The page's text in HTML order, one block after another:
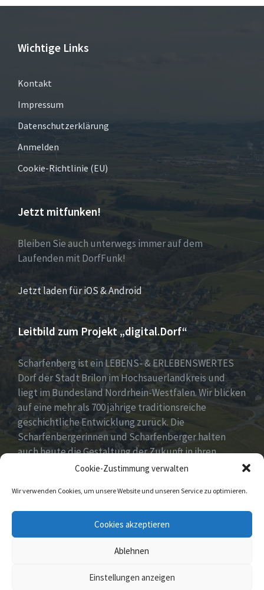
Cookie-Zustimmung verwalten
Wir verwenden Cookies, um unsere Website und unseren Service zu optimieren.
Cookies akzeptieren
Ablehnen
Einstellungen anzeigen
Wichtige Links
Kontakt
Impressum
Datenschutzerklärung
Anmelden
Cookie-Richtlinie (EU)
Jetzt mitfunken!
Bleiben Sie auch unterwegs immer auf dem
Laufenden mit DorfFunk!
Jetzt laden für iOS & Android
Leitbild zum Projekt „digital.Dorf“
Scharfenberg ist ein LEBENS- & ERLEBENSWERTES
Dorf der Stadt Brilon im Hochsauerlandkreis und
liegt im Bundesland Nordrhein-Westfalen. Wir blicken
auf eine mehr als 700 jährige traditionsreiche
geschichtliche Entwicklung zurück. Die
Scharfenbergerinnen und Scharfenberger halten
auch heute die Gestaltung der Zukunft in ihren
Händen mit neuen, innovativen und kreativen Ideen
Moderne – Geschichte & Gegenwart“!
Unsere Idee: Menschen vor Ort verbinden mit
digitaler Transformation!